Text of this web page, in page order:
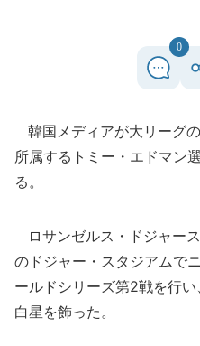
0
韓国メディアが大リーグ
所属するトミー・エドマン
る。
ロサンゼルス・ドジャー
のドジャー・スタジアムで
ールドシリーズ第2戦を行
白星を飾った。